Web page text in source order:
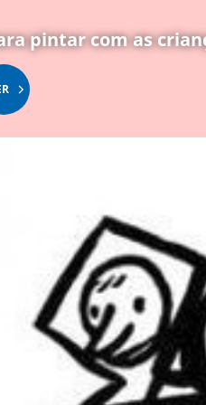
pintar com as